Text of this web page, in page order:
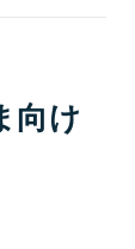
向け